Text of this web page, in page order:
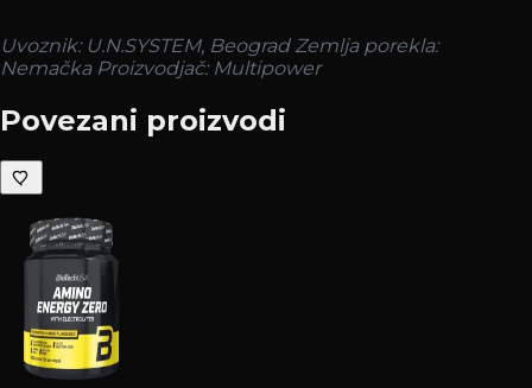
Uvoznik: U.N.SYSTEM, Beograd Zemlja porekla:
Nemačka Proizvodjač: Multipower
Povezani proizvodi